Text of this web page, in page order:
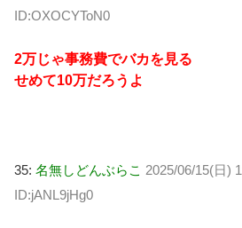
ID:OXOCYToN0
2万じゃ事務費でバカを見る
せめて10万だろうよ
35: 名無しどんぶらこ 2025/06/15(日)
ID:jANL9jHg0